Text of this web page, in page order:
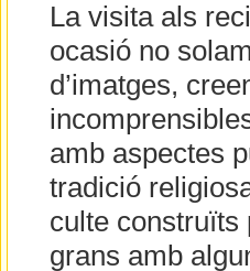
La visita als
ocasió no
d’imatges,
amb aspectes
tradició
culte construïts
grans amb